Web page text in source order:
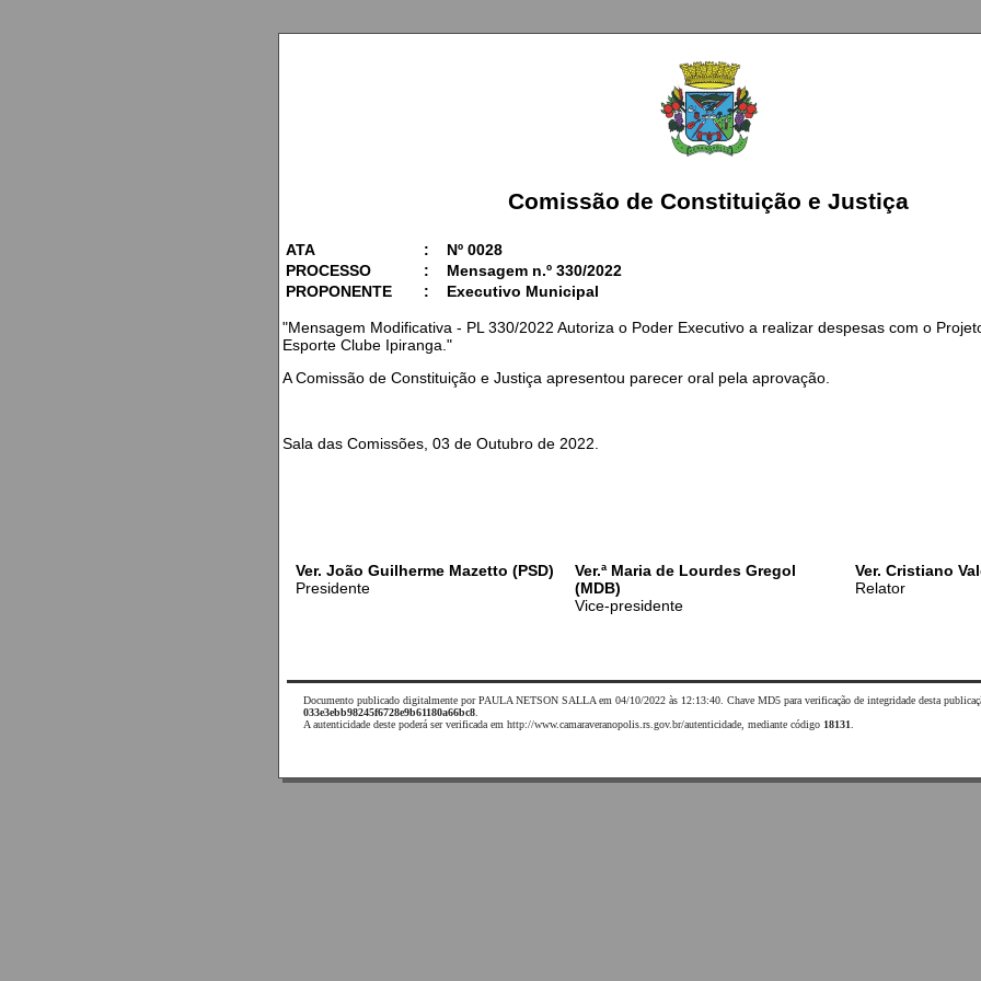
Comissão de Constituição e Justiça
ATA :
Nº 0028
PROCESSO
:
Mensagem n.º 330/2022
PROPONENTE
: Executivo Municipal
"Mensagem Modificativa - PL 330/2022 Autoriza o Poder Executivo a realizar despesas com o
Esporte Clube Ipiranga."
A Comissão de Constituição e Justiça apresentou parecer oral pela aprovação.
Sala das Comissões, 03 de Outubro de 2022.
Ver. João Guilherme Mazetto (PSD)
Presidente
Ver.ª Maria de Lourdes Gregol
(MDB)
Vice-presidente
Ver. Cristiano
Relator
Documento publicado digitalmente por PAULA NETSON SALLA em 04/10/2022 às 12:13:40. Chave MD5 para verificação de integridade desta
033e3ebb98245f6728e9b61180a66bc8.
A autenticidade deste poderá ser verificada em http://www.camaraveranopolis.rs.gov.br/autenticidade, mediante código 18131